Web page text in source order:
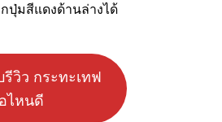
ปุ่มสีแดงด้านล่างได้
รีวิว กระทะเทฟ
ไหนดี